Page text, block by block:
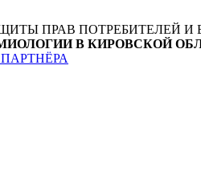
ПРАВ ПОТРЕБИТЕЛЕЙ И
В КИРОВСКОЙ